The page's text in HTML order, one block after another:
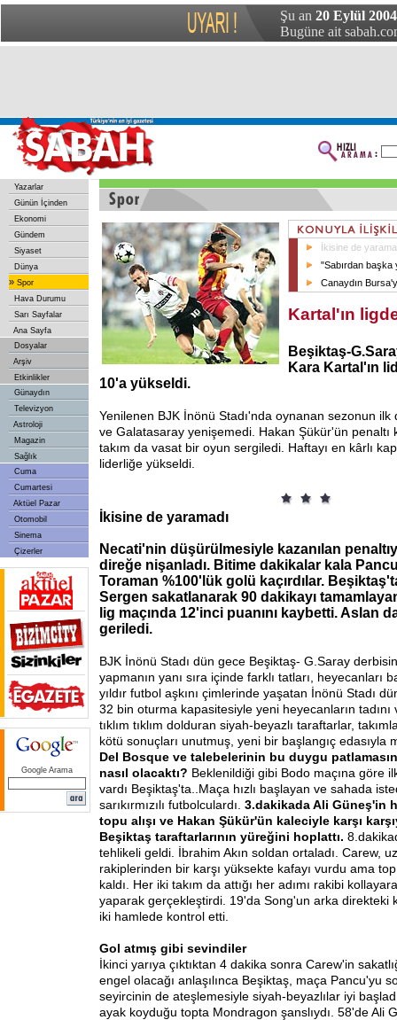
Şu an 20 Eylül
Bugüne ait
Yazarlar
Günün İçinden
Ekonomi
Gündem
Siyaset
Dünya
» Spor
Hava Durumu
Sarı Sayfalar
Ana Sayfa
Dosyalar
Arşiv
Etkinlikler
Günaydın
Televizyon
Astroloji
Magazin
Sağlık
Cuma
Cumartesi
Aktüel Pazar
Otomobil
Sinema
Çizerler
Google Arama
İkisine de
"Sabırdan başka
Canaydın
Kartal'ın
Beşiktaş-
Kara Kartal'ın
10'a yükseldi.
Yenilenen BJK İnönü Stadı'nda oynanan sezonun ilk
ve Galatasaray yenişemedi. Hakan Şükür'ün penaltı
takım da vasat bir oyun sergiledi. Haftayı en kârlı
liderliğe yükseldi.
İkisine de yaramadı
Necati'nin düşürülmesiyle kazanılan
direğe nişanladı. Bitime dakikalar kala
Toraman %100'lük golü kaçırdılar.
Sergen sakatlanarak 90 dakikayı
lig maçında 12'inci puanını kaybetti. Aslan
geriledi.
BJK İnönü Stadı dün gece Beşiktaş- G.Saray
yapmanın yanı sıra içinde farklı tatları, heyecanları
yıldır futbol aşkını çimlerinde yaşatan İnönü Stadı
32 bin oturma kapasitesiyle yeni heyecanların
tıklım tıklım dolduran siyah-beyazlı taraftarlar,
kötü sonuçları unutmuş, yeni bir başlangıç edasıyla
Del Bosque ve talebelerinin bu duygu
nasıl olacaktı? Beklenildiği gibi Bodo maçına göre
vardı Beşiktaş'ta..Maça hızlı başlayan ve sahada
sarıkırmızılı futbolculardı. 3.dakikada Ali Güneş'in
topu alışı ve Hakan Şükür'ün kaleciyle karşı
Beşiktaş taraftarlarının yüreğini hoplattı.
tehlikeli geldi. İbrahim Akın soldan ortaladı. Carew,
rakiplerinden bir karşı yüksekte kafayı vurdu ama
kaldı. Her iki takım da attığı her adımı rakibi
yaparak gerçekleştirdi. 19'da Song'un arka direkteki
iki hamlede kontrol etti.
Gol atmış gibi sevindiler
İkinci yarıya çıktıktan 4 dakika sonra Carew'in
engel olacağı anlaşılınca Beşiktaş, maça Pancu'yu
seyircinin de ateşlemesiyle siyah-beyazlılar iyi
ayak koyduğu topta Mondragon şanslıydı. 58'de Ali